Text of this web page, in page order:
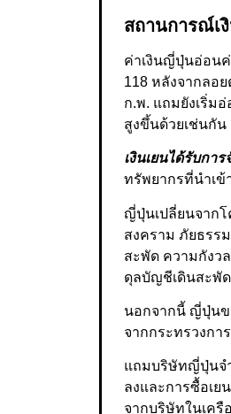
สถานการณ์เ
ค่าเงินญี่ปุ่นอ่อนค่
118 หลังจากลอ
ก.พ. แถมยังเริ่ม
สูงขึ้นด้วยเช่นกัน
เงินเยนได้รับกา
ทรัพยากรที่นำเข้
ญี่ปุ่นเปลี่ยนจากโ
สงคราม ภัยธรร
สะพัด ความกังว
ดุลบัญชีเดินสะพั
นอกจากนี้ ญี่ปุ่นข
จากกระทรวงกา
แถมบริษัทญี่ปุ่นจ
ลงและการซื้อเย
จากบริษัทในเครื